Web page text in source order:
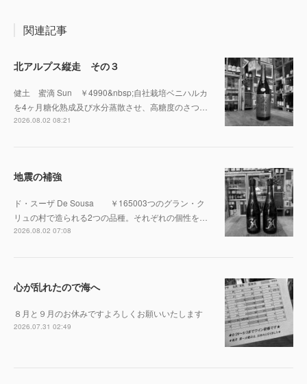
関連記事
北アルプス縦走 その３
健土 蜜滴 Sun ￥4990&nbsp;自社栽培ベニハルカ
を4ヶ月糖化熟成及び水分蒸散させ、高糖度のさつ…
2026.08.02 08:21
地震の補強
ド・スーザ De Sousa ￥165003つのグラン・ク
リュの村で造られる2つの品種。それぞれの個性を…
2026.08.02 07:08
心が乱れたので海へ
８月と９月のお休みですよろしくお願いいたします
2026.07.31 02:49